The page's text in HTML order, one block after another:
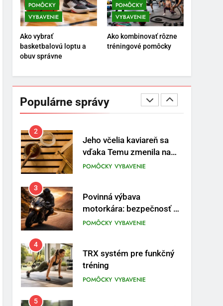
POMÔCKY
VYBAVENIE
Ako vybrať
basketbalovú loptu a
obuv správne
POMÔCKY
VYBAVENIE
Ako kombinovať rôzne
tréningové pomôcky
Populárne správy
8
Najlepšie doplnky pre
motocyklistov na dlhé
trasy
VYBAVENIE
1
Osemročný Adrián dobýva
sociálne siete vášňou pre
futbal a brankársky post –
POMÔCKY
2
Jeho včelia kaviareň sa
vďaka Temu zmenila na
prívetivú oázu
POMÔCKY VYBAVENIE
3
Povinná výbava
motorkára: bezpečnosť na
prvom mieste
POMÔCKY VYBAVENIE
4
TRX systém pre funkčný
tréning
POMÔCKY VYBAVENIE
5